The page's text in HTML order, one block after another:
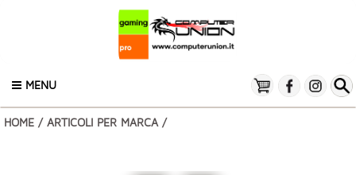
MENU
HOME / ARTICOLI PER MARCA /